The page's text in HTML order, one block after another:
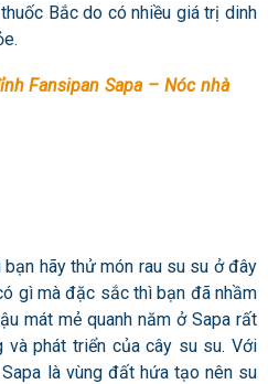
Bắc do có nhiều giá trị dinh
Fansipan Sapa – Nóc nhà
bạn hãy thử món rau su su ở đây
gì mà đặc sắc thì bạn đã nhầm
mát mẻ quanh năm ở Sapa rất
phát triển của cây su su. Với
là vùng đất hứa tạo nên su